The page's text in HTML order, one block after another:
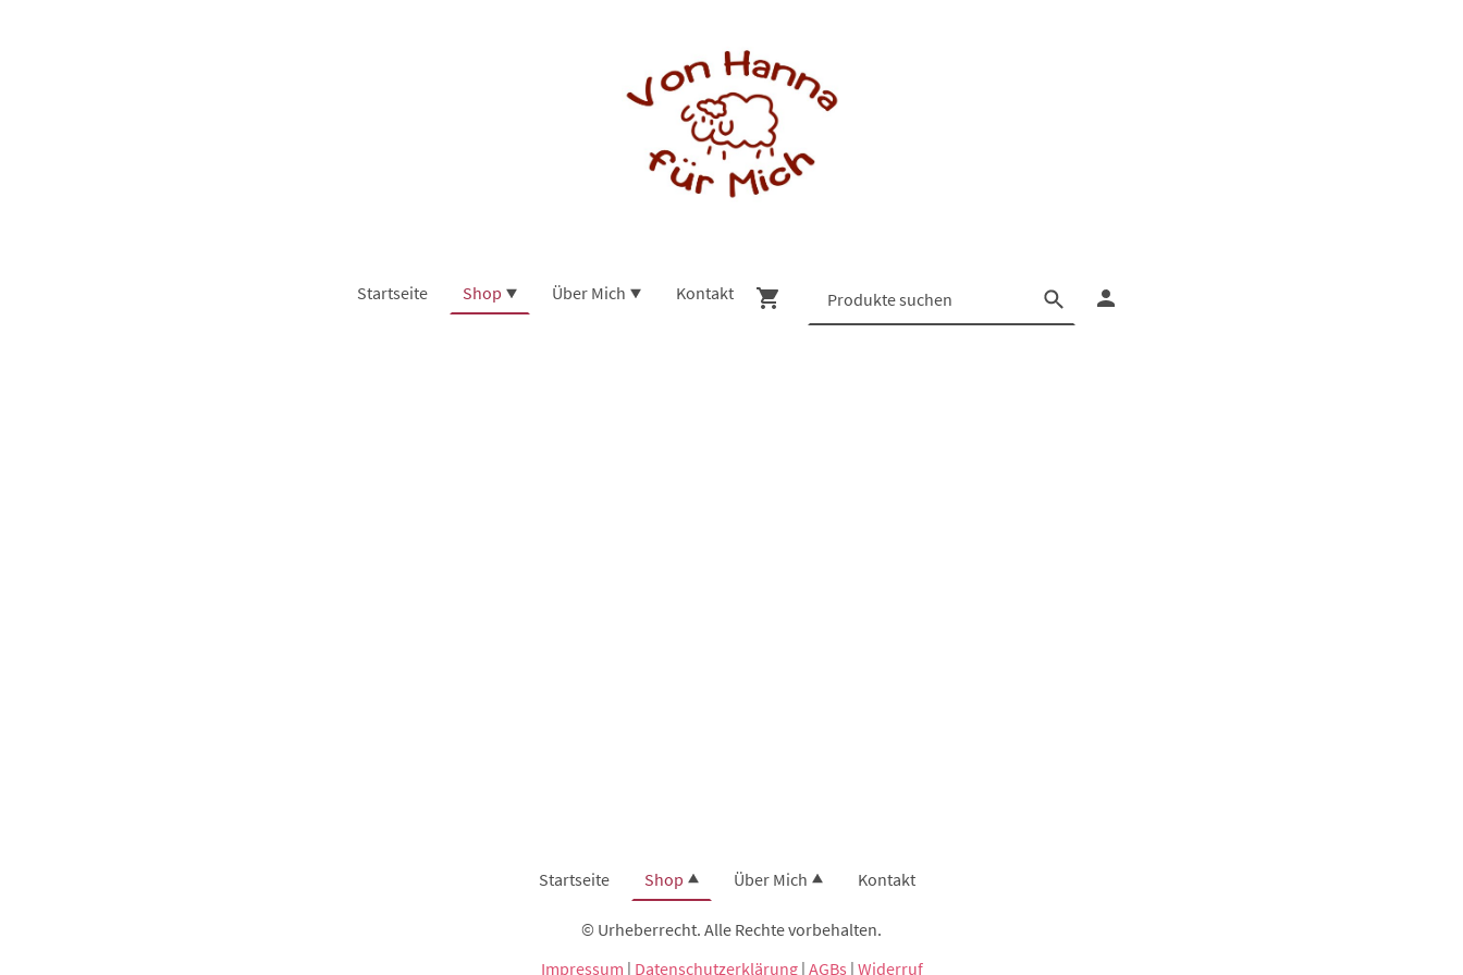
Startseite Shop Über Mich Kontakt
Startseite Shop Über Mich Kontakt
© Urheberrecht. Alle Rechte vorbehalten.
Impressum | Datenschutzerklärung| AGBs | Widerruf